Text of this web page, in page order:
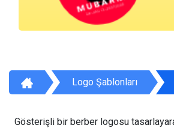
Logo Şablonları
Gösterişli bir berber logosu